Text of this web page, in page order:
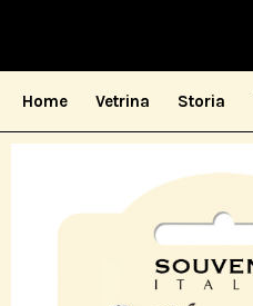
Home Vetrina Storia